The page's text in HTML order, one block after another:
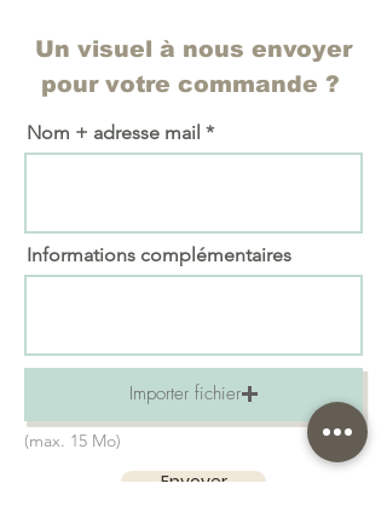
Un visuel à nous envoyer
pour votre commande ?
Nom + adresse mail
Informations complémentaires
Importer fichier
(max. 15 Mo)
Envoyer